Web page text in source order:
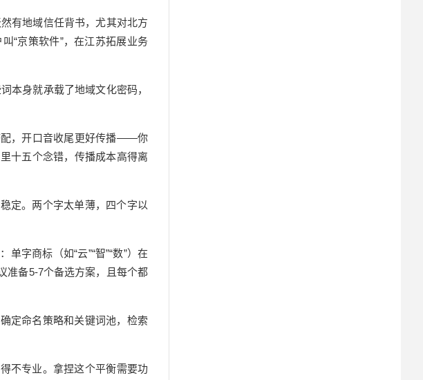
有地域信任背书，尤其对北方
“京策软件”，在江苏拓展业务
本身就承载了地域文化密码，
配，开口音收尾更好传播——你
十五个念错，传播成本高得离
定。两个字太单薄，四个字以
字商标（如“云”“智”“数”）在
准备5-7个备选方案，且每个都
定命名策略和关键词池，检索
不专业。拿捏这个平衡需要功